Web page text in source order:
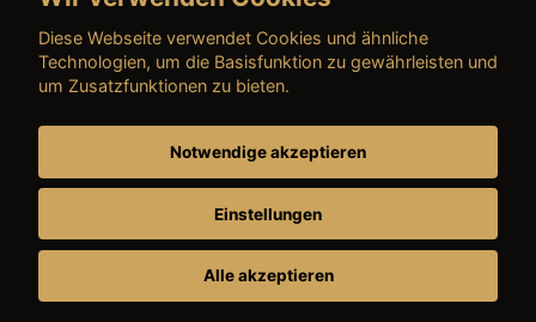
→ AGB (Gebrauchtwagen)
→ AGB (Teile & Zubehör)
→ AGB (Dienstleistungen)
Diese Webseite verwendet Cookies und ähnliche
Technologien, um die Basisfunktion zu gewährleisten und
um Zusatzfunktionen zu bieten.
Notwendige akzeptieren
Einstellungen
Alle akzeptieren